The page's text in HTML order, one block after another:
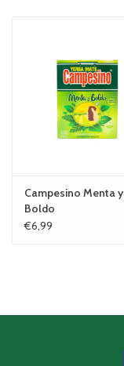
Campesino Menta y
Boldo
€6,99